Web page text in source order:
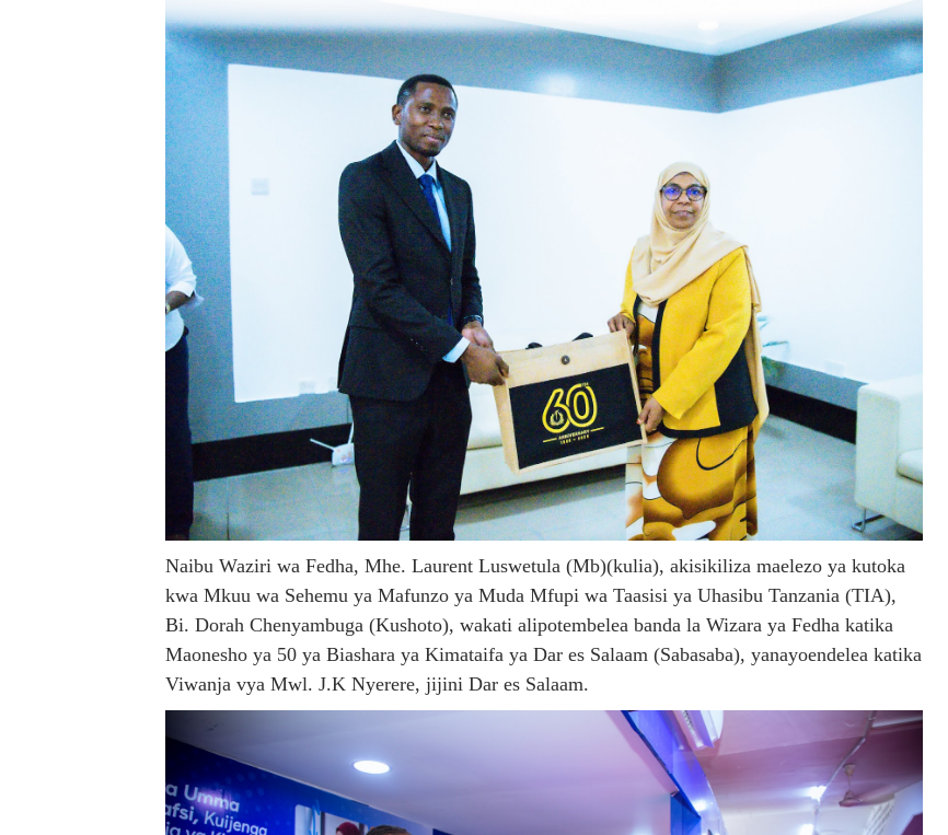
Naibu Waziri wa Fedha, Mhe. Laurent Luswetula (Mb)(kulia), akisikiliza maelezo ya kutoka
kwa Mkuu wa Sehemu ya Mafunzo ya Muda Mfupi wa Taasisi ya Uhasibu Tanzania (TIA),
Bi. Dorah Chenyambuga (Kushoto), wakati alipotembelea banda la Wizara ya Fedha katika
Maonesho ya 50 ya Biashara ya Kimataifa ya Dar es Salaam (Sabasaba), yanayoendelea katika
Viwanja vya Mwl. J.K Nyerere, jijini Dar es Salaam.